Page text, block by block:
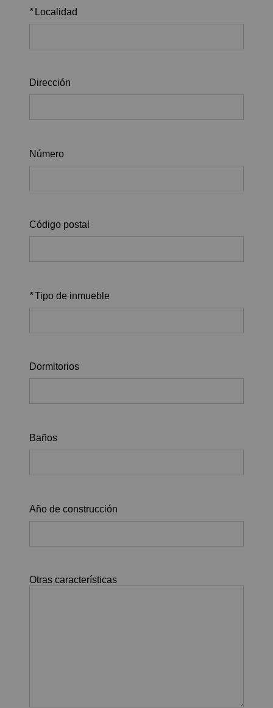
* Localidad
Dirección
Número
Código postal
*Tipo de inmueble
Dormitorios
Baños
Año de construcción
Otras características